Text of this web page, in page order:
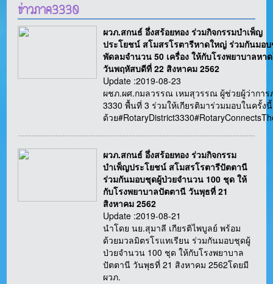
ข่าวภาค3330
ผวภ.สกนธ์ อึ่งสร้อยทอง ร่วมกิจกรรมบำเพ็ญ
ประโยชน์ สโมสรโรตารีหาดใหญ่ ร่วมกันมอ
พัดลมจำนวน 50 เครื่อง ให้กับโรงพยาบาลหา
วันพฤหัสบดีที่ 22 สิงหาคม 2562
Update :2019-08-23
ผชภ.ผศ.กมลวรรณ เหมสุวรรณ ผู้ช่วยผู้ว่าการ
3330 พื้นที่ 3 ร่วมให้เกียรติมาร่วมมอบในครั้งนี้
ด้วย
ผวภ.สกนธ์ อึ่งสร้อยทอง ร่วมกิจกรรม
บำเพ็ญประโยชน์ สโมสรโรตารีปัตตานี
ร่วมกันมอบชุดผู้ป่วยจำนวน 100 ชุด ให้
กับโรงพยาบาลปัตตานี วันพุธที่ 21
สิงหาคม 2562
Update :2019-08-21
นำโดย นย.สุมาลี เกียรติไพบูลย์ พร้อม
ด้วยมวลมิตรโรแทเรียน ร่วมกันมอบชุดผู้
ป่วยจำนวน 100 ชุด ให้กับโรงพยาบาล
ปัตตานี วันพุธที่ 21 สิงหาคม 2562โดยมี
ผวภ.